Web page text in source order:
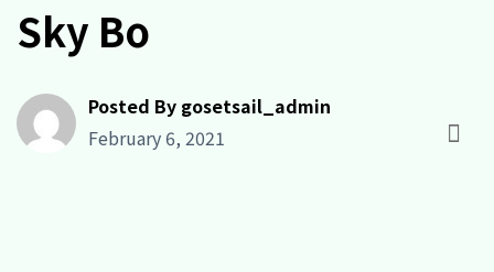
Sky Bo
Posted By gosetsail_admin
February 6, 2021